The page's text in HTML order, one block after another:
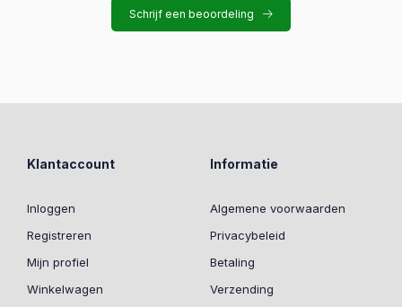
Schrijf een beoordeling
Klantaccount
Inloggen
Registreren
Mijn profiel
Winkelwagen
Informatie
Algemene voorwaarden
Privacybeleid
Betaling
Verzending